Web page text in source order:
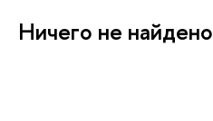
Ничего не найдено